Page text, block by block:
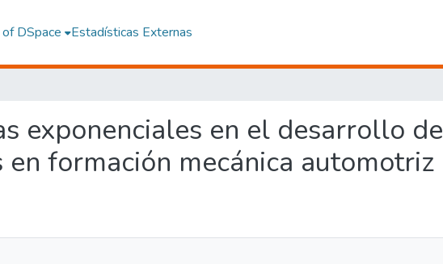
DSpace Estadísticas Externas
exponenciales en el desarrollo de
formación mecánica automotriz